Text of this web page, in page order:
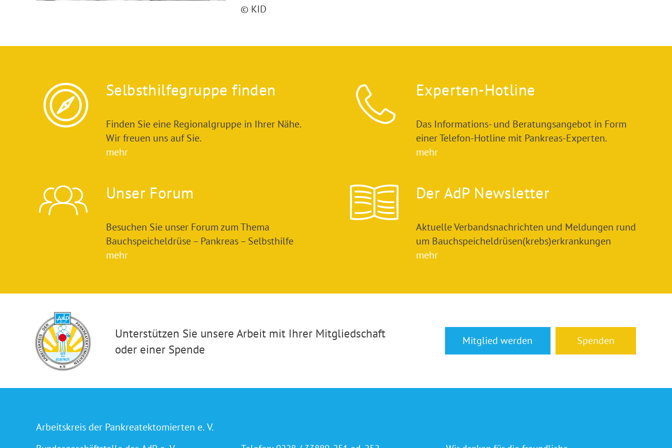
© KID
Selbsthilfegruppe finden
Finden Sie eine Regionalgruppe in Ihrer Nähe.
Wir freuen uns auf Sie.
mehr
Experten-Hotline
Das Informations- und Beratungsangebot in Form
einer Telefon-Hotline mit Pankreas-Experten.
mehr
Unser Forum
Besuchen Sie unser Forum zum Thema
Bauchspeicheldrüse – Pankreas – Selbsthilfe
mehr
Der AdP Newsletter
Aktuelle Verbandsnachrichten und Meldungen rund
um Bauchspeicheldrüsen(krebs)erkrankungen
mehr
Unterstützen Sie unsere Arbeit mit Ihrer Mitgliedschaft
oder einer Spende
Mitglied werden Spenden
Arbeitskreis der Pankreatektomierten e. V.